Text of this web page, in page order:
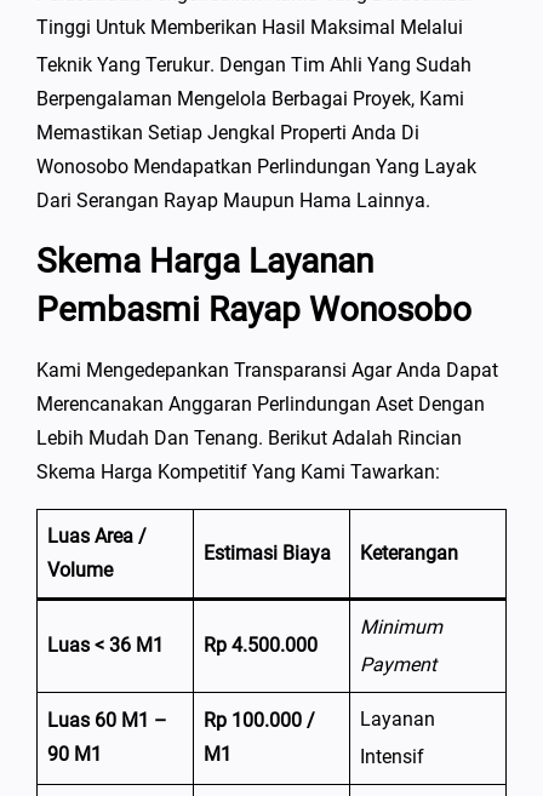
Tinggi Untuk Memberikan Hasil Maksimal Melalui
Teknik Yang Terukur. Dengan Tim Ahli Yang Sudah
Berpengalaman Mengelola Berbagai Proyek, Kami
Memastikan Setiap Jengkal Properti Anda Di
Wonosobo Mendapatkan Perlindungan Yang Layak
Dari Serangan Rayap Maupun Hama Lainnya.
Skema Harga Layanan
Pembasmi Rayap Wonosobo
Kami Mengedepankan Transparansi Agar Anda Dapat
Merencanakan Anggaran Perlindungan Aset Dengan
Lebih Mudah Dan Tenang. Berikut Adalah Rincian
Skema Harga Kompetitif Yang Kami Tawarkan:
Luas Area /
Volume
Estimasi Biaya Keterangan
Luas < 36 M1 Rp 4.500.000
Minimum
Payment
Luas 60 M1 –
90 M1
Rp 100.000 /
M1
Layanan
Intensif